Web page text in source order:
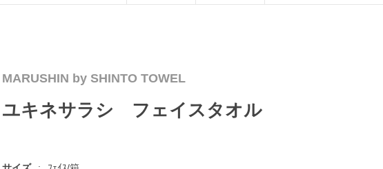
MARUSHIN by SHINTO TOWEL
ユキネサラシ フェイスタオル